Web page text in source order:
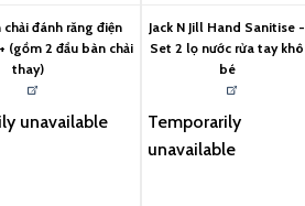
chải đánh răng điện
(gồm 2 đầu bàn chải
thay)
unavailable
Jack N Jill Hand Sanitise -
Set 2 lọ nước rửa tay khô
bé
Temporarily
unavailable